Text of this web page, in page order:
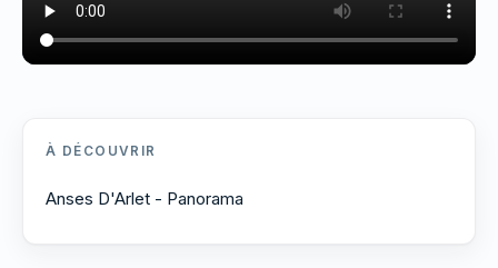
À DÉCOUVRIR
Anses D'Arlet - Panorama